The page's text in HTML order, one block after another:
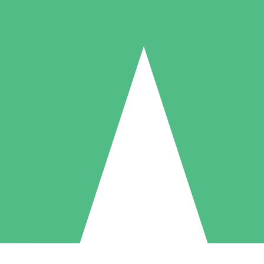
Individuelle Credit-Pakete
nach Bedarf mit Download-Credits. Keine monatliche Verpflichtung